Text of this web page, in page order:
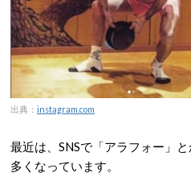
出典： instagram.com
最近は、SNSで「アラフォー」
多くなっています。